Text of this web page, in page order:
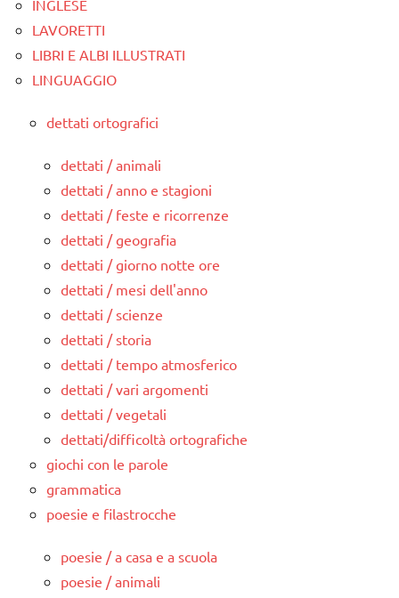
INGLESE
LAVORETTI
LIBRI E ALBI ILLUSTRATI
LINGUAGGIO
dettati ortografici
dettati / animali
dettati / anno e stagioni
dettati / feste e ricorrenze
dettati / geografia
dettati / giorno notte ore
dettati / mesi dell'anno
dettati / scienze
dettati / storia
dettati / tempo atmosferico
dettati / vari argomenti
dettati / vegetali
dettati/difficoltà ortografiche
giochi con le parole
grammatica
poesie e filastrocche
poesie / a casa e a scuola
poesie / animali